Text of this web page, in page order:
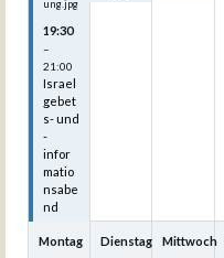
ung.jpg
19:30
–
21:00
Israel
gebet
s- und
-
infor
matio
nsabe
nd
Montag
Dienstag
Mittwoch